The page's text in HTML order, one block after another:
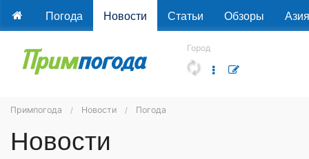
Погода Новости Статьи Обзоры Азия
Город
Примпогода Новости Погода
Новости